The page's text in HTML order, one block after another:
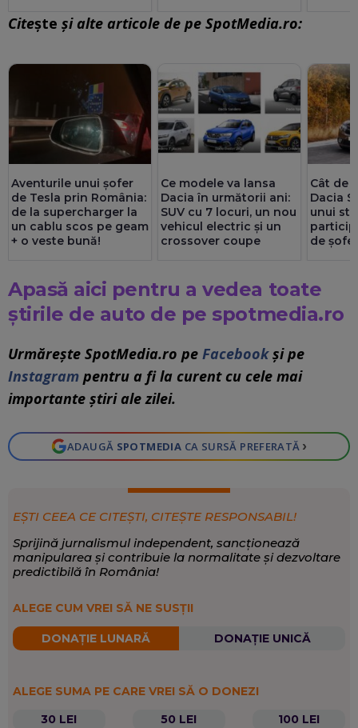
Citește și alte articole de pe SpotMedia.ro:
Aventurile unui șofer
de Tesla prin România:
de la supercharger la
un cablu scos pe geam
+ o veste bună!
Ce modele va lansa
Dacia în următorii ani:
SUV cu 7 locuri, un nou
vehicul electric și un
crossover coupe
Cât de
Dacia
unui
de
Apasă aici pentru a vedea toate
știrile de auto de pe spotmedia.ro
Urmărește SpotMedia.ro pe Facebookși pe
Instagram pentru a fi la curent cu cele mai
importante știri ale zilei.
ADAUGĂ SPOTMEDIA CA SURSĂ PREFERATĂ ›
EȘTI CEEA CE CITEȘTI, CITEȘTE RESPONSABIL!
Sprijină jurnalismul independent, sancționează
manipularea și contribuie la normalitate și dezvoltare
predictibilă în România!
ALEGE CUM VREI SĂ NE SUSȚII
DONAȚIE LUNARĂ DONAȚIE UNICĂ
ALEGE SUMA PE CARE VREI SĂ O DONEZI
30 LEI
50 LEI 100 LEI